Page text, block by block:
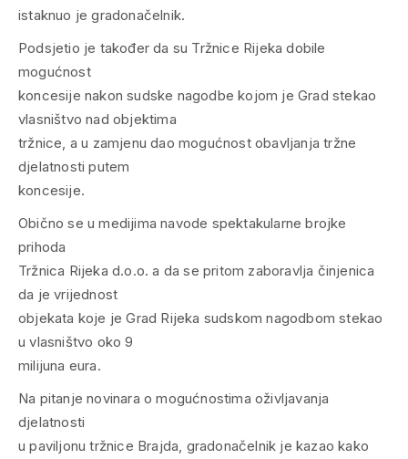
istaknuo je gradonačelnik.
Podsjetio je također da su Tržnice Rijeka dobile
mogućnost
koncesije nakon sudske nagodbe kojom je Grad stekao
vlasništvo nad objektima
tržnice, a u zamjenu dao mogućnost obavljanja tržne
djelatnosti putem
koncesije.
Obično se u medijima navode spektakularne brojke
prihoda
Tržnica Rijeka d.o.o. a da se pritom zaboravlja činjenica
da je vrijednost
objekata koje je Grad Rijeka sudskom nagodbom stekao
u vlasništvo oko 9
milijuna eura.
Na pitanje novinara o mogućnostima oživljavanja
djelatnosti
u paviljonu tržnice Brajda, gradonačelnik je kazao kako